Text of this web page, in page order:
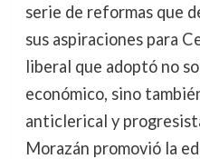
serie de reformas que
sus aspiraciones para
liberal que adoptó no
económico, sino
anticlerical y
Morazán promovió la